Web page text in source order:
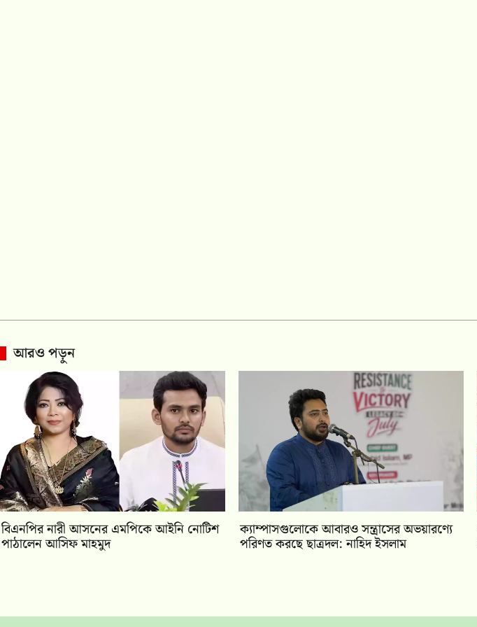
আরও পড়ুন
বিএনপির নারী আসনের এমপিকে আইনি নোটিশ
পাঠালেন আসিফ মাহমুদ
ক্যাম্পাসগুলোকে আবারও সন্ত্রাসের অভয়ারণ্যে
পরিণত করছে ছাত্রদল: নাহিদ ইসলাম